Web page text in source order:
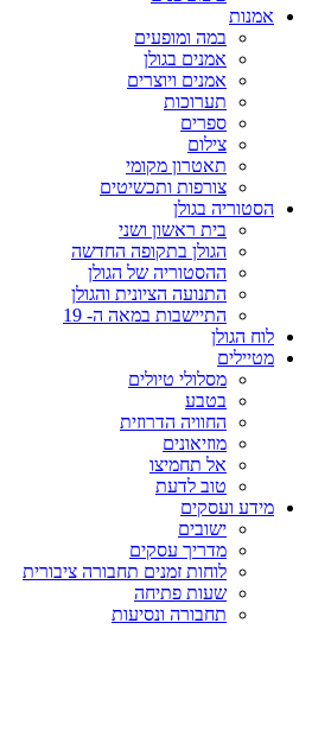
אמנות
במה ומופעים
אמנים בגולן
אמנים ויוצרים
תערוכות
ספרים
צילום
תאטרון מקומי
צורפות ותכשיטים
הסטוריה בגולן
בית ראשון ושני
הגולן בתקופה החדשה
ההסטוריה של הגולן
התנועה הציונית והגולן
התיישבות במאה ה- 19
לוח הגולן
מטיילים
מסלולי טיולים
בטבע
החוויה הדרוזית
מוזיאונים
אל תחמיצו
טוב לדעת
מידע ועסקים
ישובים
מדריך עסקים
לוחות זמנים תחבורה ציבורית
שעות פתיחה
תחבורה ונסיעות